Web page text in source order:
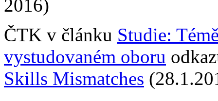
2016)
ČTK v článku Studie:
vystudovaném oboru
Skills Mismatches